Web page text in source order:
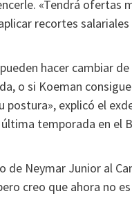
«Tendrá ofertas
recortes
hacer cambiar
o si Koeman
explicó el
temporada en el
Neymar Junior al
creo que ahora no